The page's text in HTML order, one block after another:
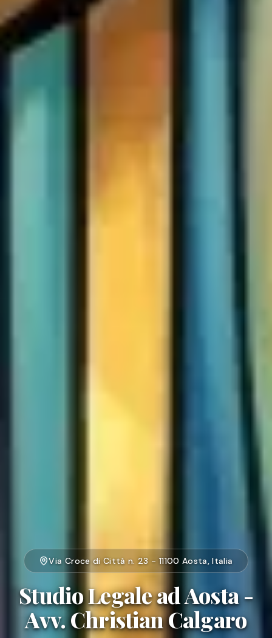
Via Croce di Città n. 23 - 11100 Aosta, Italia
Studio Legale ad Aosta -
Avv. Christian Calgaro